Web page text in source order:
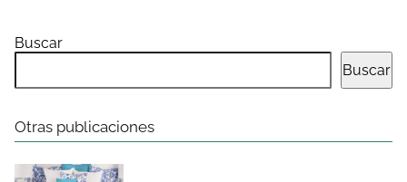
Buscar
Buscar
Otras publicaciones